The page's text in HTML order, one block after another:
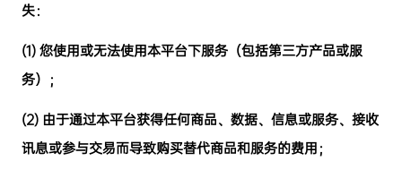
失：
(1)您使用或无法使用本平台下服务（包括第三方产品或服
务）；
(2) 由于通过本平台获得任何商品、数据、信息或服务、接收
讯息或参与交易而导致购买替代商品和服务的费用；